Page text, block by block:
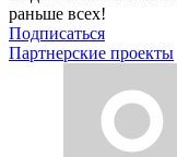
раньше всех!
Подписаться
Партнерские проекты